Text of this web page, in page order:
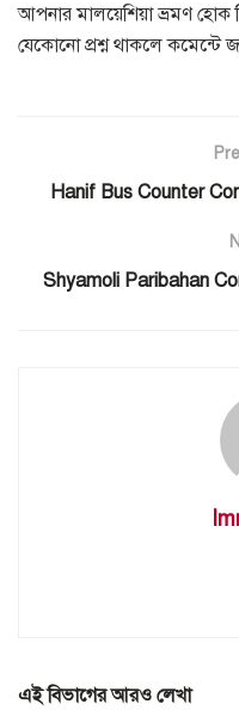
আপনার মালয়েশিয়া ভ্রমণ
যেকোনো প্রশ্ন থাকলে কমেন্টে
Hanif Bus Counter
Shyamoli Paribahan
এই বিভাগের আরও লেখা